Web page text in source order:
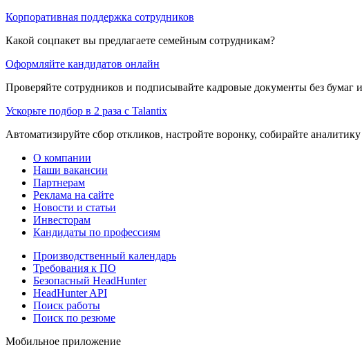
Корпоративная поддержка сотрудников
Какой соцпакет вы предлагаете семейным сотрудникам?
Оформляйте кандидатов онлайн
Проверяйте сотрудников и подписывайте кадровые документы без бумаг
Ускорьте подбор в 2 раза с Talantix
Автоматизируйте сбор откликов, настройте воронку, собирайте
О компании
Наши вакансии
Партнерам
Реклама на сайте
Новости и статьи
Инвесторам
Кандидаты по профессиям
Производственный календарь
Требования к ПО
Безопасный HeadHunter
HeadHunter API
Поиск работы
Поиск по резюме
Мобильное приложение